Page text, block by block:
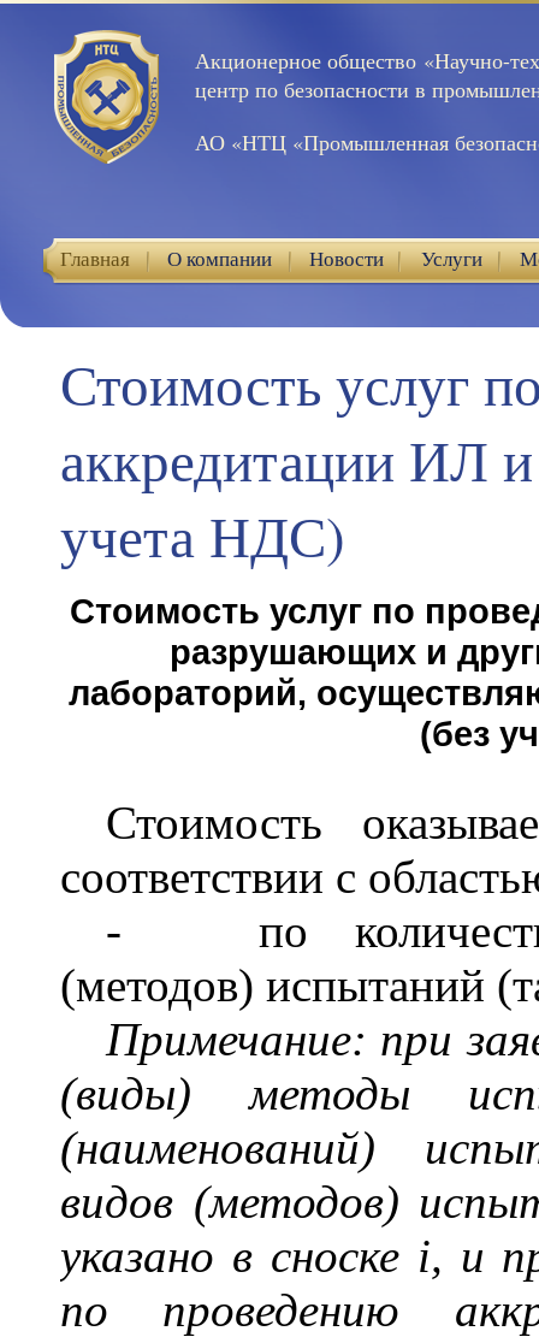
Акционерное общество «Научно-
центр по безопасности в
АО «НТЦ «Промышленная
Главная О компании Новости Услуги
Стоимость услуг
аккредитации ИЛ
учета НДС)
Стоимость услуг по
разрушающих и
лабораторий,
(без
Стоимость
соответствии с
-
по
(методов) испытаний
Примечание: при
(виды) методы
(наименований)
видов (методов)
указано в сноске i, и
по проведению